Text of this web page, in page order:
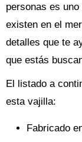
personas es
existen en el
detalles que te
que estás
El listado a
esta vajilla:
Fabricado